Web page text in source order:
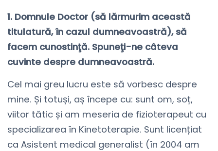
1. Domnule Doctor (să lărmurim această
titulatură, în cazul dumneavoastră), să
facem cunostinţă. Spuneţi-ne câteva
cuvinte despre dumneavoastră.
Cel mai greu lucru este să vorbesc despre
mine. Și totuși, aș începe cu: sunt om, soț,
viitor tătic și am meseria de fizioterapeut cu
specializarea în Kinetoterapie. Sunt licențiat
ca Asistent medical generalist (în 2004 am